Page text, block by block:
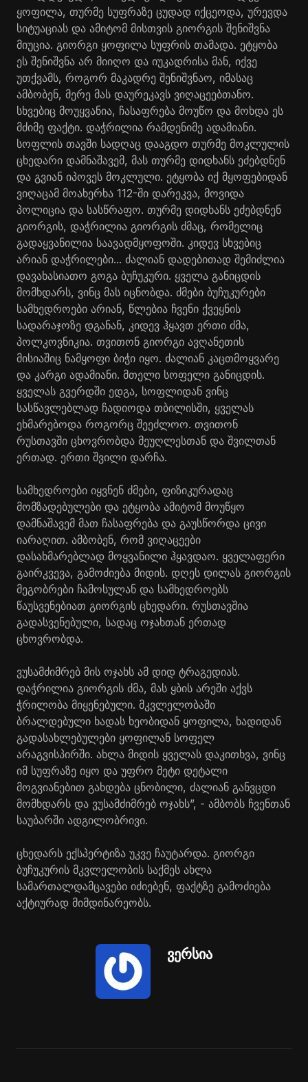
ყოფილა, თურმე სუფრაზე ცუდად იქცეოდა, ურევდა
სიტუაციას და ამიტომ მისთვის გიორგის შენიშვნა
მიუცია. გიორგი ყოფილა სუფრის თამადა. ეტყობა
ეს შენიშვნა არ მიიღო და იუკადრისა მან, იქვე
უთქვამს, როგორ მაკადრე შენიშვნაო, იმასაც
ამბობენ, მერე მას დაურეკავს ვიღაცეებთანო.
სხვებიც მოუყვანია, ჩასაფრება მოუწო და მოხდა ეს
მძიმე ფაქტი. დაჭრილია რამდენიმე ადამიანი.
სოფლის თავში სადღაც დააგდო თურმე მოკლულის
ცხედარი დამნაშავემ, მას თურმე დიდხანს ეძებდნენ
და გვიან იპოვეს მოკლული. ეტყობა იქ მყოფებიდან
ვიღაცამ მოახერხა 112-ში დარეკვა, მოვიდა
პოლიცია და სასწრაფო. თურმე დიდხანს ეძებდნენ
გიორგის, დაჭრილია გიორგის ძმაც, რომელიც
გადაყვანილია საავადმყოფოში. კიდევ სხვებიც
არიან დაჭრილები... ძალიან დადებითად შემიძლია
დავახასიათო გოგა ბუჩუკური. ყველა განიცდის
მომხდარს, ვინც მას იცნობდა. ძმები ბუჩუკურები
სამხედროები არიან, წლებია ჩვენი ქვეყნის
სადარაჯოზე დგანან, კიდევ ჰყავთ ერთი ძმა,
პოლკოვნიკია. თვითონ გიორგი ავღანეთის
მისიაშიც ნამყოფი ბიჭი იყო. ძალიან კაცთმოყვარე
და კარგი ადამიანი. მთელი სოფელი განიცდის.
ყველას გვერდში ედგა, სოფლიდან ვინც
სასწავლებლად ჩადიოდა თბილისში, ყველას
ეხმარებოდა როგორც შეეძლოო. თვითონ
რუსთავში ცხოვრობდა მეუღლესთან და შვილთან
ერთად. ერთი შვილი დარჩა.
სამხედროები იყვნენ ძმები, ფიზიკურადაც
მომზადებულები და ეტყობა ამიტომ მოუწყო
დამნაშავემ მათ ჩასაფრება და გაუსწორდა ცივი
იარაღით. ამბობენ, რომ ვიღაცეები
დასახმარებლად მოყვანილი ჰყავდაო. ყველაფერი
გაირკვევა, გამოძიება მიდის. დღეს დილას გიორგის
მეგობრები ჩამოსულან და სამხედროებს
წაუსვენებიათ გიორგის ცხედარი. რუსთავშია
გადასვენებული, სადაც ოჯახთან ერთად
ცხოვრობდა.
ვუსამძიმრებ მის ოჯახს ამ დიდ ტრაგედიას.
დაჭრილია გიორგის ძმა, მას ყბის არეში აქვს
ჭრილობა მიყენებული. მკვლელობაში
ბრალდებული ხადას ხეობიდან ყოფილა, ხადიდან
გადასახლებულები ყოფილან სოფელ
არაგვისპირში. ახლა მიდის ყველას დაკითხვა, ვინც
იმ სუფრაზე იყო და უფრო მეტი დეტალი
მოგვიანებით გახდება ცნობილი, ძალიან განვცდი
მომხდარს და ვუსამძიმრებ ოჯახს”, - ამბობს ჩვენთან
საუბარში ადგილობრივი.
ცხედარს ექსპერტიზა უკვე ჩაუტარდა. გიორგი
ბუჩუკურის მკვლელობის საქმეს ახლა
სამართალდამცავები იძიებენ, ფაქტზე გამოძიება
აქტიურად მიმდინარეობს.
ვერსია